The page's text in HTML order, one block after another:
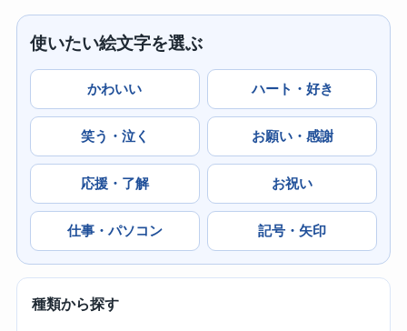
使いたい絵文字を選ぶ
かわいい ハート・好き
笑う・泣く お願い・感謝
応援・了解 お祝い
仕事・パソコン 記号・矢印
種類から探す